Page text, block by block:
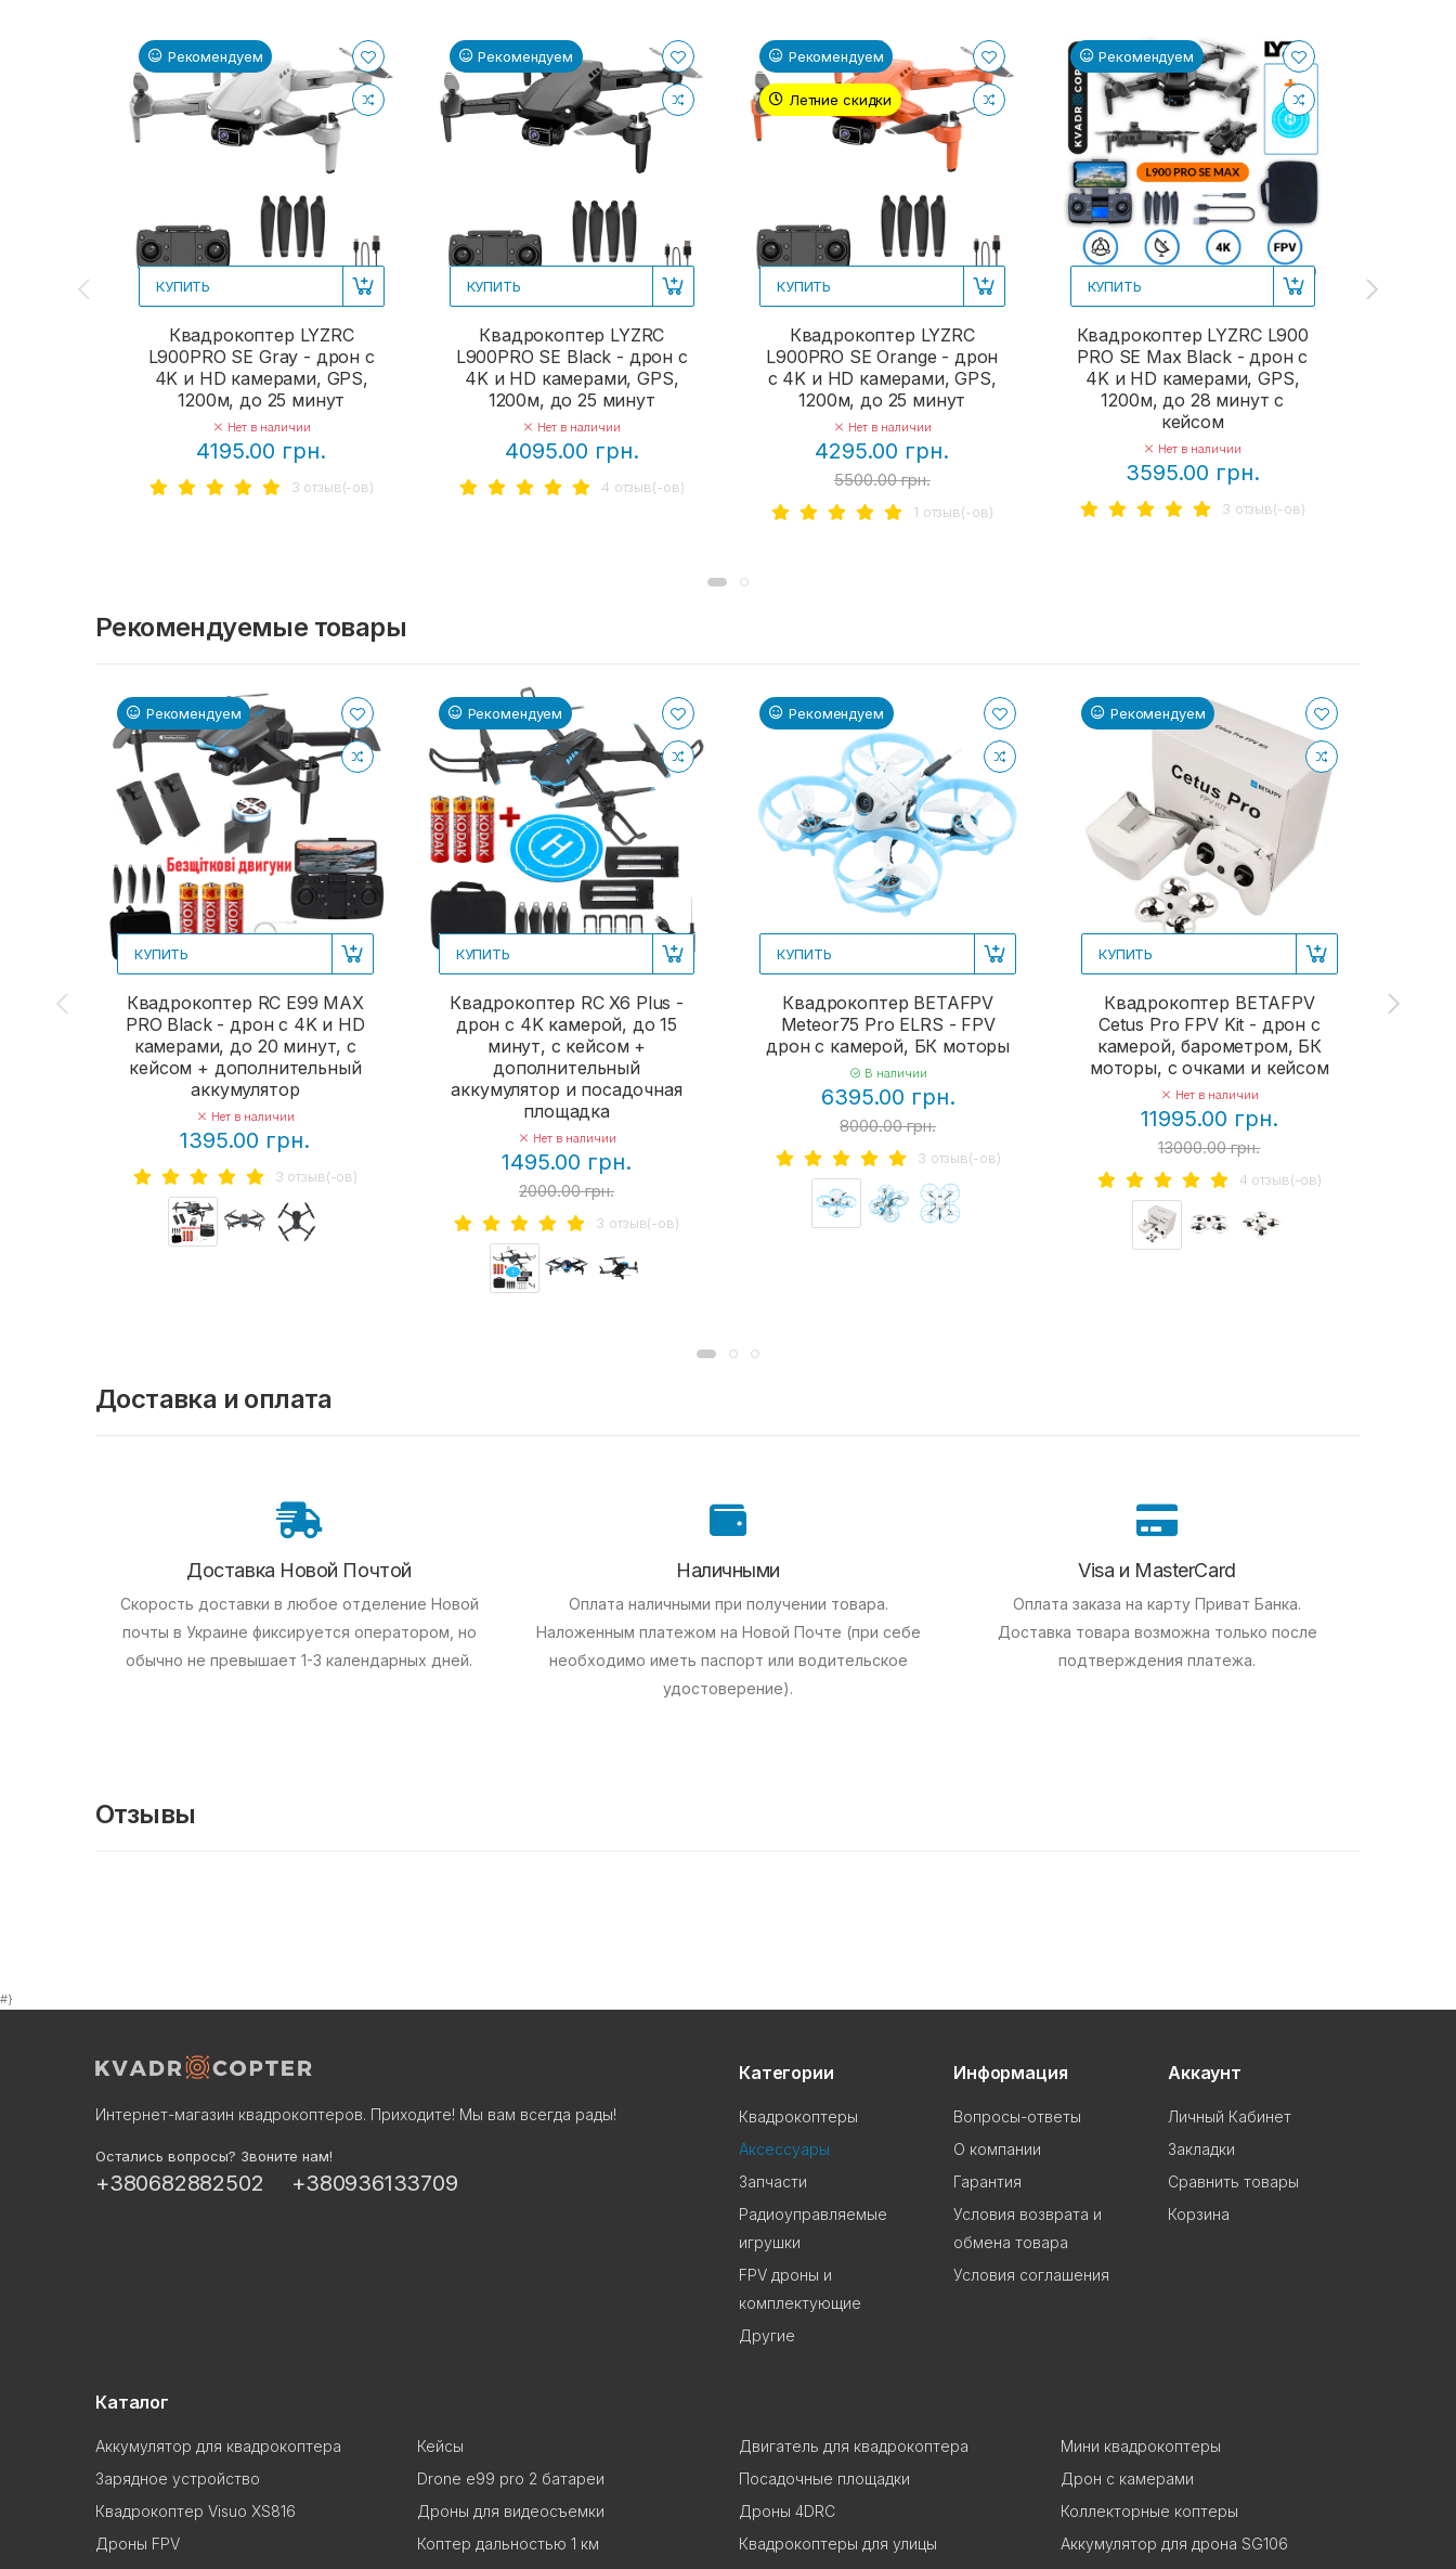
Рекомендуем
КУПИТЬ
Квадрокоптер LYZRC
L900PRO SE Gray - дрон с
4K и HD камерами, GPS,
1200м, до 25 минут
Нет в наличии
4195.00 грн.
3 отзыв(-ов)
Рекомендуем
КУПИТЬ
Квадрокоптер LYZRC
L900PRO SE Black - дрон с
4K и HD камерами, GPS,
1200м, до 25 минут
Нет в наличии
4095.00 грн.
4 отзыв(-ов)
Рекомендуем
Летние скидки
КУПИТЬ
Квадрокоптер LYZRC
L900PRO SE Orange - дрон
с 4K и HD камерами, GPS,
1200м, до 25 минут
Нет в наличии
4295.00 грн.
5500.00 грн.
1 отзыв(-ов)
Рекомендуем
КУПИТЬ
Квадрокоптер LYZRC L900
PRO SE Max Black - дрон с
4K и HD камерами, GPS,
1200м, до 28 минут с
кейсом
Нет в наличии
3595.00 грн.
3 отзыв(-ов)
Рекомендуемые товары
Рекомендуем
КУПИТЬ
Квадрокоптер RC E99 MAX
PRO Black - дрон с 4K и HD
камерами, до 20 минут, с
кейсом + дополнительный
аккумулятор
Нет в наличии
1395.00 грн.
3 отзыв(-ов)
Рекомендуем
КУПИТЬ
Квадрокоптер RC X6 Plus -
дрон с 4K камерой, до 15
минут, с кейсом +
дополнительный
аккумулятор и посадочная
площадка
Нет в наличии
1495.00 грн.
2000.00 грн.
3 отзыв(-ов)
Рекомендуем
КУПИТЬ
Квадрокоптер BETAFPV
Meteor75 Pro ELRS - FPV
дрон с камерой, БК моторы
В наличии
6395.00 грн.
8000.00 грн.
3 отзыв(-ов)
Рекомендуем
КУПИТЬ
Квадрокоптер BETAFPV
Cetus Pro FPV Kit - дрон с
камерой, барометром, БК
моторы, с очками и кейсом
Нет в наличии
11995.00 грн.
13000.00 грн.
4 отзыв(-ов)
Доставка и оплата
Доставка Новой Почтой
Скорость доставки в любое отделение Новой
почты в Украине фиксируется оператором, но
обычно не превышает 1-3 календарных дней.
Наличными
Оплата наличными при получении товара.
Наложенным платежом на Новой Почте (при себе
необходимо иметь паспорт или водительское
удостоверение).
Visa и MasterCard
Оплата заказа на карту Приват Банка.
Доставка товара возможна только после
подтверждения платежа.
Отзывы
#}
Интернет-магазин квадрокоптеров. Приходите! Мы вам всегда рады!
Остались вопросы? Звоните нам!
+380682882502 +380936133709
Категории
Квадрокоптеры
Аксессуары
Запчасти
Радиоуправляемые
игрушки
FPV дроны и
комплектующие
Другие
Информация
Вопросы-ответы
О компании
Гарантия
Условия возврата и
обмена товара
Условия соглашения
Аккаунт
Личный Кабинет
Закладки
Сравнить товары
Корзина
Каталог
Аккумулятор для квадрокоптера
Зарядное устройство
Квадрокоптер Visuo XS816
Дроны FPV
Кейсы
Drone e99 pro 2 батареи
Дроны для видеосъемки
Коптер дальностью 1 км
Двигатель для квадрокоптера
Посадочные площадки
Дроны 4DRC
Квадрокоптеры для улицы
Мини квадрокоптеры
Дрон с камерами
Коллекторные коптеры
Аккумулятор для дрона SG106